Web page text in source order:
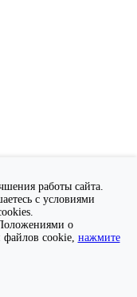
работы сайта.
с условиями
о
файлов cookie, нажмите